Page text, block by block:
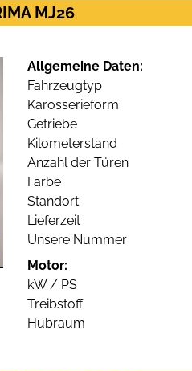
MJ26
Allgemeine Daten:
Fahrzeugtyp
Karosserieform
Getriebe
Kilometerstand
Anzahl der Türen
Farbe
Standort
Lieferzeit
Unsere Nummer
Motor:
kW / PS
Treibstoff
Hubraum